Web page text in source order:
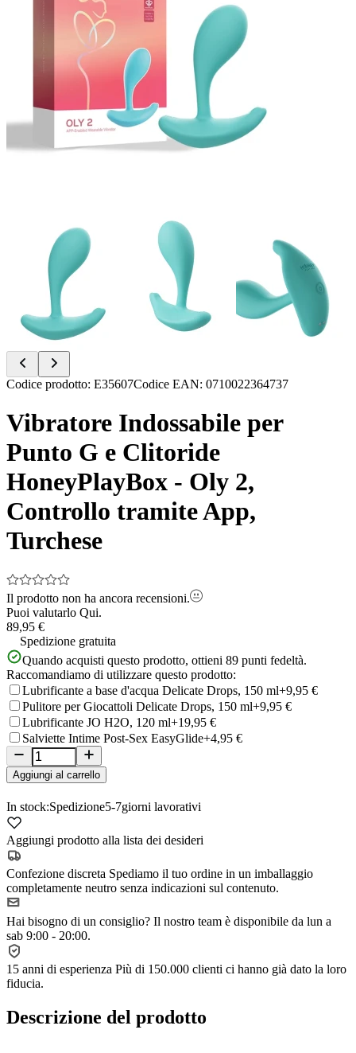
Item
of
5
Codice prodotto: E35607Codice EAN: 0710022364737
Vibratore Indossabile per
Punto G e Clitoride
HoneyPlayBox - Oly 2,
Controllo tramite App,
Turchese
Il prodotto non ha ancora recensioni.
Puoi valutarlo Qui.
89,95 €
Spedizione gratuita
Quando acquisti questo prodotto, ottieni 89 punti fedeltà.
Raccomandiamo di utilizzare questo prodotto:
Lubrificante a base d'acqua Delicate Drops, 150 ml+9,95 €
Pulitore per Giocattoli Delicate Drops, 150 ml+9,95 €
Lubrificante JO H2O, 120 ml+19,95 €
Salviette Intime Post-Sex EasyGlide+4,95 €
Aggiungi al carrello
In stock:Spedizione5-7giorni lavorativi
Aggiungi prodotto alla lista dei desideri
Confezione discreta Spediamo il tuo ordine in un imballaggio
completamente neutro senza indicazioni sul contenuto.
Hai bisogno di un consiglio? Il nostro team è disponibile da lun a
sab 9:00 - 20:00.
15 anni di esperienza Più di 150.000 clienti ci hanno già dato la loro
fiducia.
Descrizione del prodotto